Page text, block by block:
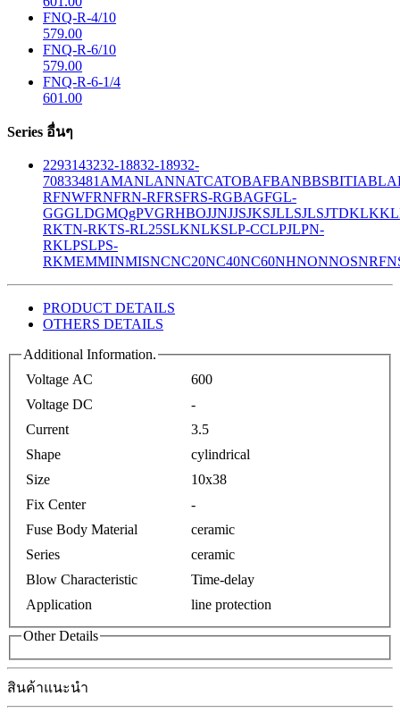
FNQ-R-4/10
579.00
FNQ-R-6/10
579.00
FNQ-R-6-1/4
601.00
Series อื่นๆ
2293143232-18832-18932-
70833481 AMANLANNATCATOBAFBANBBSBITIABLA
RFNWFRNFRN-RFRSFRS-RGBAGFGL-
GGGLDGMQgPVGRHBOJJNJJSJKSJLLSJLSJTDKLK
RKTN-RKTS-RL25SLKNLKSLP-CCLPJLPN-
RKLPSLPS-
RKMEMMINMISNCNC20NC40NC60NHNONNOSNRF
PRODUCT DETAILS
OTHERS DETAILS
Additional Information.
Voltage AC
600
Voltage DC
-
Current
3.5
Shape
cylindrical
Size
10x38
Fix Center
-
Fuse Body Material
ceramic
Series
ceramic
Blow Characteristic
Time-delay
Application
line protection
Other Details
สินค้าแนะนำ